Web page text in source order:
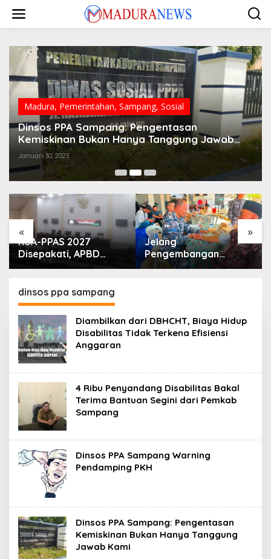
konten
Madura, Pemerintahan, Sampang, Sosial
Dinsos PPA Sampang: Pengentasan
Kemiskinan Bukan Hanya Tanggung Jawab
Kami
Januari 30, 2023
« »
KUA-PPAS 2027
Disepakati, APBD
Sampang Defisit Rp
Jelang
Pengembangan
Lapangan Hidayah,
dinsos ppa sampang
Diambilkan dari DBHCHT, Biaya Hidup
Disabilitas Tidak Terkena Efisiensi
Anggaran
4 Ribu Penyandang Disabilitas Bakal
Terima Bantuan Segini dari Pemkab
Sampang
Dinsos PPA Sampang Warning
Pendamping PKH
Dinsos PPA Sampang: Pengentasan
Kemiskinan Bukan Hanya Tanggung
Jawab Kami